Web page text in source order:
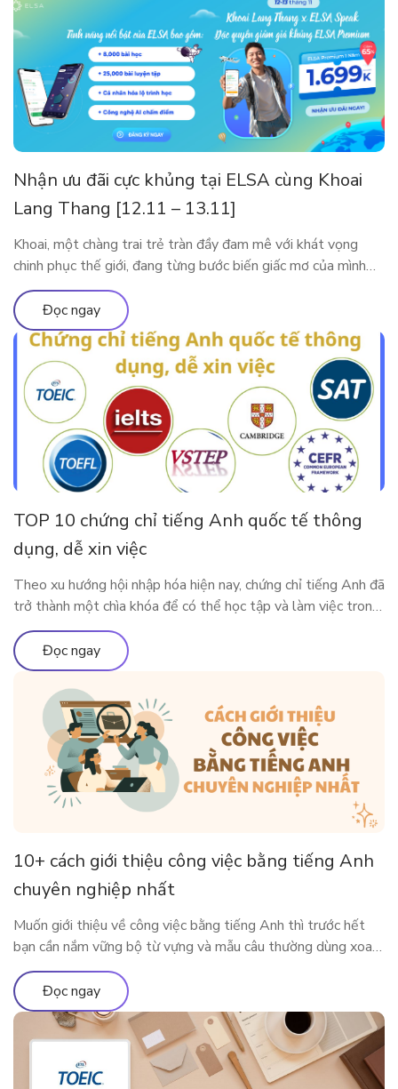
Nhận ưu đãi cực khủng tại ELSA cùng Khoai
Lang Thang [12.11 – 13.11]
Khoai, một chàng trai trẻ tràn đầy đam mê với khát vọng
chinh phục thế giới, đang từng bước biến giấc mơ của mình
thành hiện thực. Tuy nhiên, thử thách lớn nhất mà anh phải
đối mặt trên hành trình này là tiếng Anh. Với ý chí kiên định,
Khoai đã bắt đầu hành […]
Đọc ngay
TOP 10 chứng chỉ tiếng Anh quốc tế thông
dụng, dễ xin việc
Theo xu hướng hội nhập hóa hiện nay, chứng chỉ tiếng Anh đã
trở thành một chìa khóa để có thể học tập và làm việc trong
môi trường quốc tế. Vậy có những chứng chỉ thông dụng nào
được Việt Nam và các nước lớn trên thế giới công nhận?
Cùng ELSA Premium tìm […]
Đọc ngay
10+ cách giới thiệu công việc bằng tiếng Anh
chuyên nghiệp nhất
Muốn giới thiệu về công việc bằng tiếng Anh thì trước hết
bạn cần nắm vững bộ từ vựng và mẫu câu thường dùng xoay
quanh công việc của mình. Bài viết dưới đây sẽ cung cấp cho
bạn những từ vựng, mẫu câu xoay quanh chủ đề công việc để
bạn có thể nói […]
Đọc ngay